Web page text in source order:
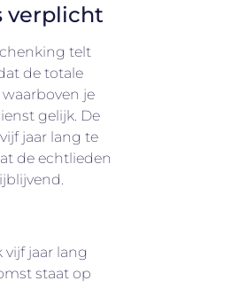
verplicht
telt
de totale
je
gelijk. De
jaar lang te
de echtlieden
jaar lang
staat op